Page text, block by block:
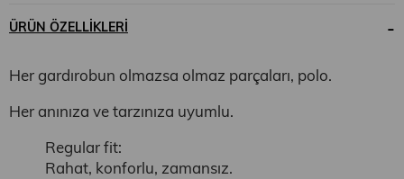
ÜRÜN ÖZELLIKLERI
Her gardırobun olmazsa olmaz parçaları, polo.
Her anınıza ve tarzınıza uyumlu.
Regular fit:
Rahat, konforlu, zamansız.